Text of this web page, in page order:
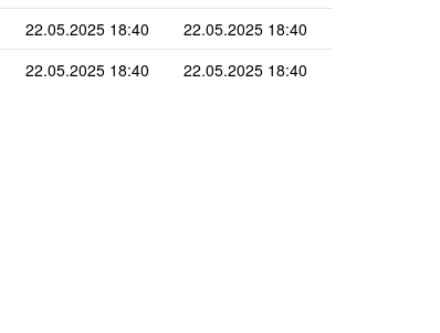
22.05.2025 18:40
22.05.2025 18:40
22.05.2025 18:40 22.05.2025 18:40